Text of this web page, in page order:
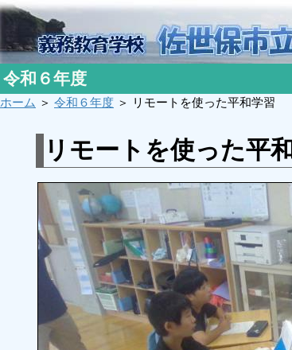
令和６年度
ホーム ＞ 令和６年度 ＞ リモートを使った平和学習
リモートを使った平